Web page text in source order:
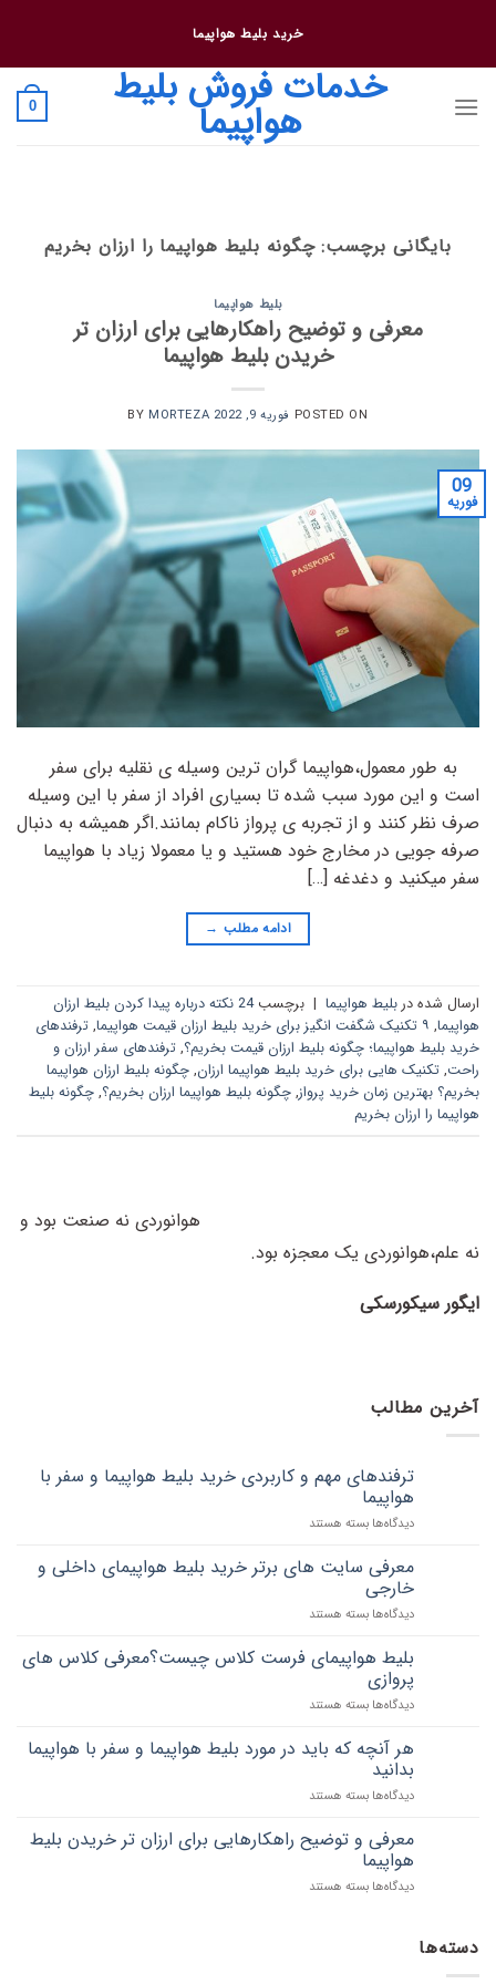
محتوا
خرید بلیط هواپیما
خدمات فروش بلیط
هواپیما 0
بایگانی برچسب:چگونه بلیط هواپیما را ارزان بخریم
بلیط هواپیما
معرفی و توضیح راهکارهایی برای ارزان تر
خریدن بلیط هواپیما
POSTED ON فوریه 9, 2022 MORTEZA
09
فوریه
به طور معمول،هواپیما گران ترین وسیله ی نقلیه برای سفر
است و این مورد سبب شده تا بسیاری افراد از سفر با این وسیله
صرف نظر کنند و از تجربه ی پرواز ناکام بمانند.اگر همیشه به دنبال
صرفه جویی در مخارج خود هستید و یا معمولا زیاد با هواپیما
سفر میکنید و دغدغه […]
ادامه مطلب →
ارسال شده دربلیط هواپیما | برچسب
24 نکته درباره پیدا کردن بلیط ارزان
هواپیما, ۹ تکنیک شگفت انگیز برای خرید بلیط ارزان قیمت هواپیما , ترفندهای
خرید بلیط هواپیما؛ چگونه بلیط ارزان قیمت بخریم؟, ترفندهای سفر ارزان و
راحت, تکنیک هایی برای خرید بلیط هواپیما ارزان, چگونه بلیط ارزان هواپیما
بخریم؟ بهترین زمان خرید پرواز, چگونه بلیط هواپیما ارزان بخریم؟, چگونه بلیط
هواپیما را ارزان بخریم
هوانوردی نه صنعت بود و
نه علم،هوانوردی یک معجزه بود.
ایگور سیکورسکی
آخرین مطالب
ترفندهای مهم و کاربردی خرید بلیط هواپیما و سفر با
هواپیما
دیدگاه‌ها برای
و
کاربردی
خرید
هواپیما
سفر
با
بسته هستند
معرفی سایت های برتر خرید بلیط هواپیمای داخلی و
خارجی
دیدگاه‌ها برای
سایت
های
برتر
خرید
هواپیمای
داخلی
خارجی
بسته هستند
بلیط هواپیمای فرست کلاس چیست؟معرفی کلاس های
پروازی
دیدگاه‌ها برای
هواپیمای
فرست
چیست؟
کلاس
های
بسته هستند
هر آنچه که باید در مورد بلیط هواپیما و سفر با هواپیما
بدانید
دیدگاه‌ها برای
که
باید
در
بسته هستند
معرفی و توضیح راهکارهایی برای ارزان تر خریدن بلیط
هواپیما
دیدگاه‌ها برای
بسته هستند
دسته‌ها